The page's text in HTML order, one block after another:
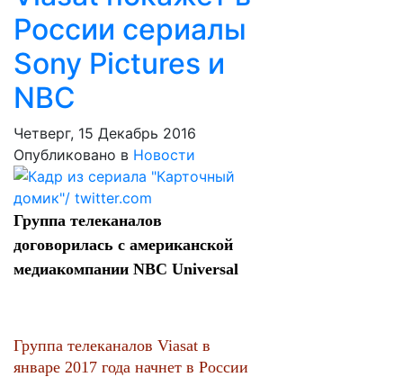
России сериалы
Sony Pictures и
NBC
Четверг, 15 Декабрь 2016
Опубликовано в Новости
Группа телеканалов
договорилась с американской
медиакомпании NBC Universal
Группа телеканалов Viasat в
январе 2017 года начнет в России